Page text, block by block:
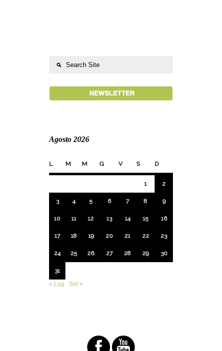
Agosto 2026
L M M G V S D
1 2
3 4 5 6 7 8 9
10 11 12 13 14 15 16
17 18 19 20 21 22 23
24 25 26 27 28 29 30
31
« Lug
Set »